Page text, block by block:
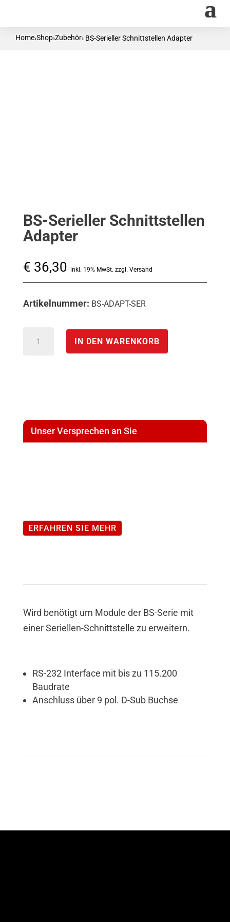
Home›Shop›Zubehör› BS-Serieller Schnittstellen Adapter
BS-Serieller Schnittstellen
Adapter
€ 36,30 inkl. 19% MwSt. zzgl. Versand
Artikelnummer: BS-ADAPT-SER
IN DEN WARENKORB
Unser Versprechen an Sie
ERFAHREN SIE MEHR
Wird benötigt um Module der BS-Serie mit
einer Seriellen-Schnittstelle zu erweitern.
RS-232 Interface mit bis zu 115.200
Baudrate
Anschluss über 9 pol. D-Sub Buchse